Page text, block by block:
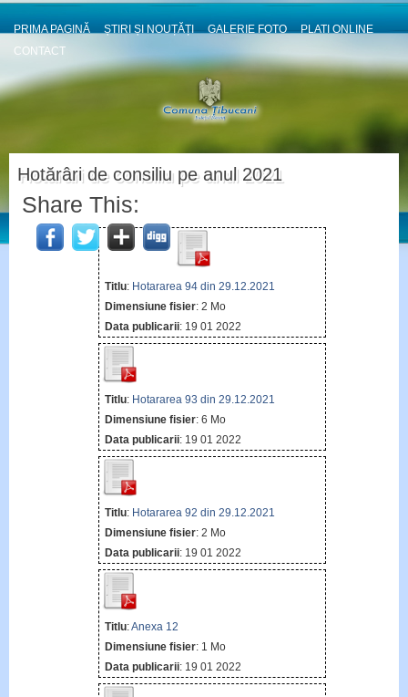
PRIMA PAGINĂ ȘTIRI ȘI NOUȚĂȚI GALERIE FOTO
PLATI ONLINE
CONTACT
Hotărâri de consiliu pe anul 2021
Share This:
Titlu: Hotararea 94 din 29.12.2021
Dimensiune fisier: 2 Mo
Data publicarii: 19 01 2022
Titlu: Hotararea 93 din 29.12.2021
Dimensiune fisier: 6 Mo
Data publicarii: 19 01 2022
Titlu: Hotararea 92 din 29.12.2021
Dimensiune fisier: 2 Mo
Data publicarii: 19 01 2022
Titlu:Anexa 12
Dimensiune fisier: 1 Mo
Data publicarii: 19 01 2022